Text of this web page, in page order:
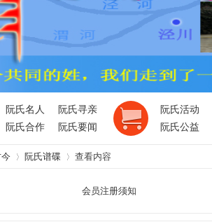
阮氏名人
阮氏寻亲
阮氏合作 阮氏要闻
阮氏活动
阮氏公益
阮氏谱碟 查看内容
会员注册须知